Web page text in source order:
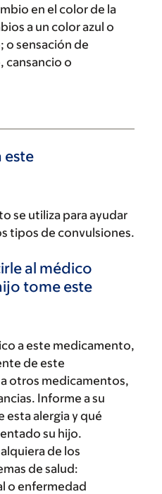
en el color de la
a un color azul o
o sensación de
cansancio o
este
se utiliza para ayudar
tipos de convulsiones.
al médico
tome este
a este medicamento,
de este
otros medicamentos,
Informe a su
esta alergia y qué
su hijo.
de los
de salud:
o enfermedad